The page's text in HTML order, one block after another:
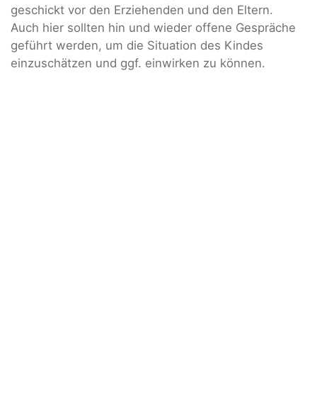
geschickt vor den Erziehenden und den Eltern.
Auch hier sollten hin und wieder offene Gespräche
geführt werden, um die Situation des Kindes
einzuschätzen und ggf. einwirken zu können.